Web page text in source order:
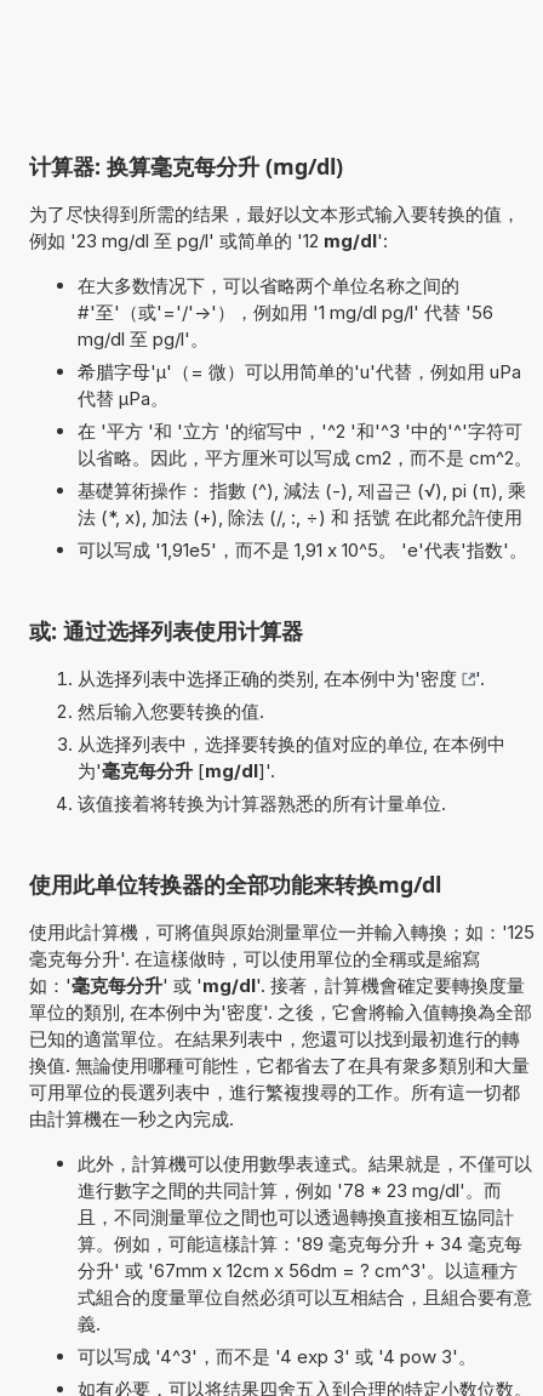
计算器: 换算毫克每分升 (mg/dl)
为了尽快得到所需的结果，最好以文本形式输入要转换的值，
例如 '23 mg/dl 至 pg/l' 或简单的 '12 mg/dl':
在大多数情况下，可以省略两个单位名称之间的
#'至'（或'='/'->'），例如用 '1 mg/dl pg/l' 代替 '56
mg/dl 至 pg/l'。
希腊字母'µ'（= 微）可以用简单的'u'代替，例如用 uPa
代替 µPa。
在 '平方 '和 '立方 '的缩写中，'^2 '和'^3 '中的'^'字符可
以省略。因此，平方厘米可以写成 cm2，而不是 cm^2。
基礎算術操作： 指數 (^), 減法 (-), 제곱근 (√), pi (π), 乘
法 (*, x), 加法 (+), 除法 (/, :, ÷) 和 括號 在此都允許使用
可以写成 '1,91e5'，而不是 1,91 x 10^5。 'e'代表'指数'。
或: 通过选择列表使用计算器
从选择列表中选择正确的类别, 在本例中为'密度
'.
然后输入您要转换的值.
从选择列表中，选择要转换的值对应的单位, 在本例中
为'毫克每分升[mg/dl]'.
该值接着将转换为计算器熟悉的所有计量单位.
使用此单位转换器的全部功能来转换mg/dl
使用此計算機，可將值與原始測量單位一并輸入轉換；如：'125
毫克每分升'. 在這樣做時，可以使用單位的全稱或是縮寫
如：'毫克每分升' 或 'mg/dl'. 接著，計算機會確定要轉換度量
單位的類別, 在本例中为'密度'. 之後，它會將輸入值轉換為全部
已知的適當單位。在結果列表中，您還可以找到最初進行的轉
換值. 無論使用哪種可能性，它都省去了在具有衆多類別和大量
可用單位的長選列表中，進行繁複搜尋的工作。所有這一切都
由計算機在一秒之內完成.
此外，計算機可以使用數學表達式。結果就是，不僅可以
進行數字之間的共同計算，例如 '78 * 23 mg/dl'。而
且，不同測量單位之間也可以透過轉換直接相互協同計
算。例如，可能這樣計算：'89 毫克每分升 + 34 毫克每
分升' 或 '67mm x 12cm x 56dm = ? cm^3'。以這種方
式組合的度量單位自然必須可以互相結合，且組合要有意
義.
可以写成 '4^3'，而不是 '4 exp 3' 或 '4 pow 3'。
如有必要，可以将结果四舍五入到合理的特定小数位数。